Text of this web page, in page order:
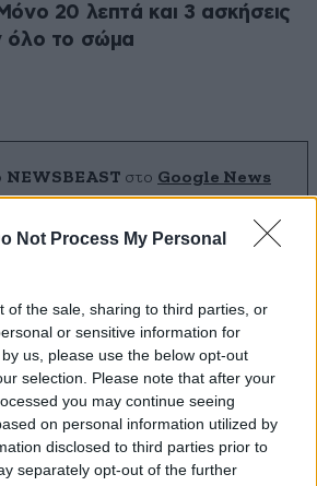
Not Process My Personal
of the sale, sharing to third parties, or
or sensitive information for
us, please use the below opt-out
selection. Please note that after your
you may continue seeing
on personal information utilized by
disclosed to third parties prior to
separately opt-out of the further
20 λεπτά και 3 ασκήσεις
όλο το σώμα
NEWSBEAST στο Google News
πρώτοι όλες τις ειδήσεις